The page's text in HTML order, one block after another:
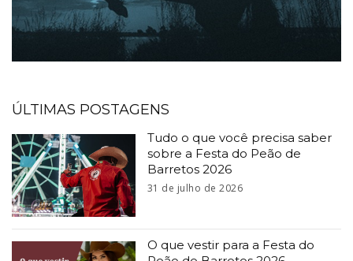
ÚLTIMAS POSTAGENS
Tudo o que você precisa saber
sobre a Festa do Peão de
Barretos 2026
31 de julho de 2026
O que vestir para a Festa do